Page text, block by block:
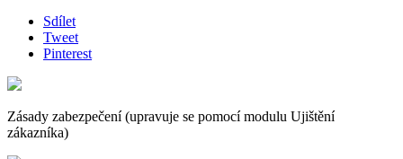
Sdílet
Tweet
Pinterest
Zásady zabezpečení (upravuje se pomocí modulu Ujištění
zákazníka)